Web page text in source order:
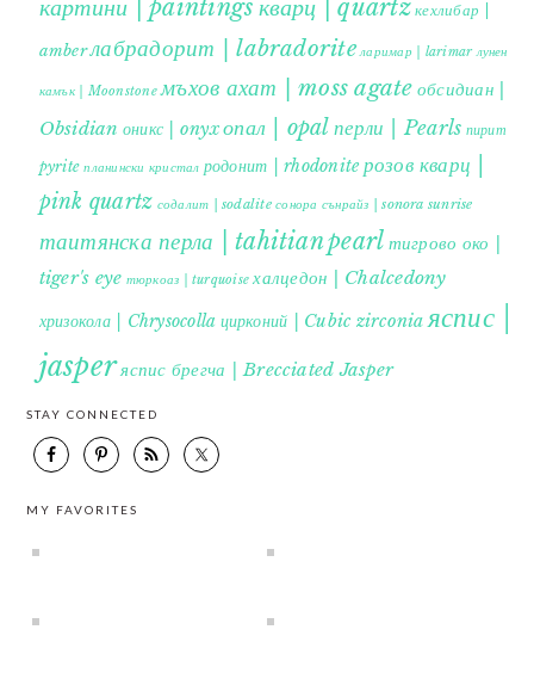
картини | paintings кварц | quartzкехлибар |
amberлабрадорит | labradorite ларимар | larimar лунен
камък | Moonstone мъхов ахат | moss agate обсидиан |
Obsidian оникс | onyxопал | opal перли | Pearls пирит |
pyrite планински кристал родонит | rhodonite розов кварц |
pink quartz содалит | sodalite сонора сънрайз | sonora sunrise
таитянска перла | tahitian pearl тигрово око |
tiger's eye тюркоаз | turquoise халцедон | Chalcedony
хризокола | Chrysocolla цирконий | Cubic zirconia яспис |
jasperяспис брегча | Brecciated Jasper
STAY CONNECTED
MY FAVORITES